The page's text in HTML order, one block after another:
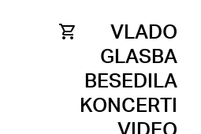
VLADO
GLASBA
BESEDILA
KONCERTI
VIDEO